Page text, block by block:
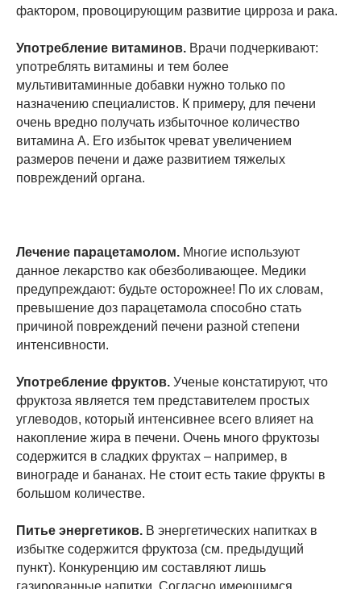
фактором, провоцирующим развитие цирроза и рака.
Употребление витаминов. Врачи подчеркивают:
употреблять витамины и тем более
мультивитаминные добавки нужно только по
назначению специалистов. К примеру, для печени
очень вредно получать избыточное количество
витамина А. Его избыток чреват увеличением
размеров печени и даже развитием тяжелых
повреждений органа.
Лечение парацетамолом. Многие используют
данное лекарство как обезболивающее. Медики
предупреждают: будьте осторожнее! По их словам,
превышение доз парацетамола способно стать
причиной повреждений печени разной степени
интенсивности.
Употребление фруктов. Ученые констатируют, что
фруктоза является тем представителем простых
углеводов, который интенсивнее всего влияет на
накопление жира в печени. Очень много фруктозы
содержится в сладких фруктах – например, в
винограде и бананах. Не стоит есть такие фрукты в
большом количестве.
Питье энергетиков. В энергетических напитках в
избытке содержится фруктоза (см. предыдущий
пункт). Конкуренцию им составляют лишь
газированные напитки. Согласно имеющимся